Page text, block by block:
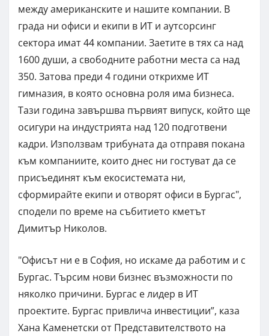
между американските и нашите компании. В
града ни офиси и екипи в ИТ и аутсорсинг
сектора имат 44 компании. Заетите в тях са над
1600 души, а свободните работни места са над
350. Затова преди 4 години открихме ИТ
гимназия, в която основна роля има бизнеса.
Тази година завършва първият випуск, който ще
осигури на индустрията над 120 подготвени
кадри. Използвам трибуната да отправя покана
към компаниите, които днес ни гостуват да се
присъединят към екосистемата ни,
сформирайте екипи и отворят офиси в Бургас",
сподели по време на събитието кметът
Димитър Николов.
"Офисът ни е в София, но искаме да работим и с
Бургас. Търсим нови бизнес възможности по
няколко причини. Бургас е лидер в ИТ
проектите. Бургас привлича инвестиции”, каза
Хана Каменетски от Представителството на